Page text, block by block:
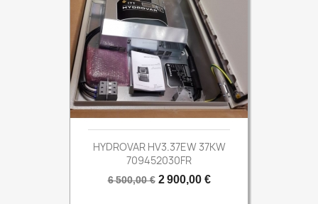
HYDROVAR HV3.37EW 37KW
709452030FR
Prix
6 500,00 € Prix
2 900,00 €